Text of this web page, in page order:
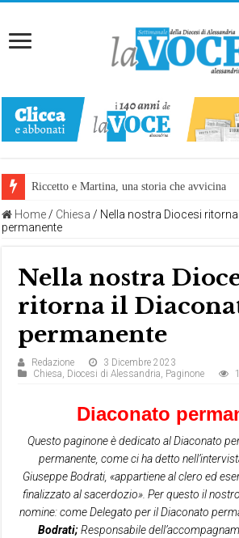
Riccetto e Martina, una storia che avvicina
Home / Chiesa / Nella nostra Diocesi
permanente
Nella nostra
ritorna il
permanente
Redazione
3 Dicembre 2023
Chiesa, Diocesi di Alessandria, Paginone
Diaconato
Questo paginone è dedicato al Diaconato
permanente, come ci ha detto
Giuseppe Bodrati, «appartiene al clero ed
finalizzato al sacerdozio». Per questo il
nomine: come Delegato per il Diaconato
Bodrati;Responsabile